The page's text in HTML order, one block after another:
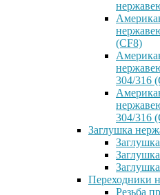
(CF8)
304/316
304/316
Заглушка
Переходники
Резьба